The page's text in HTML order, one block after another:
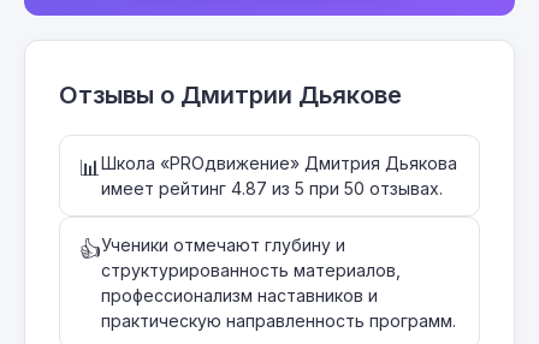
Отзывы о Дмитрии Дьякове
📊 Школа «PROдвижение» Дмитрия Дьякова
имеет рейтинг 4.87 из 5 при 50 отзывах.
👍Ученики отмечают глубину и
структурированность материалов,
профессионализм наставников и
практическую направленность программ.